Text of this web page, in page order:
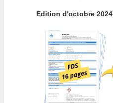
Edition d'octobre 2024